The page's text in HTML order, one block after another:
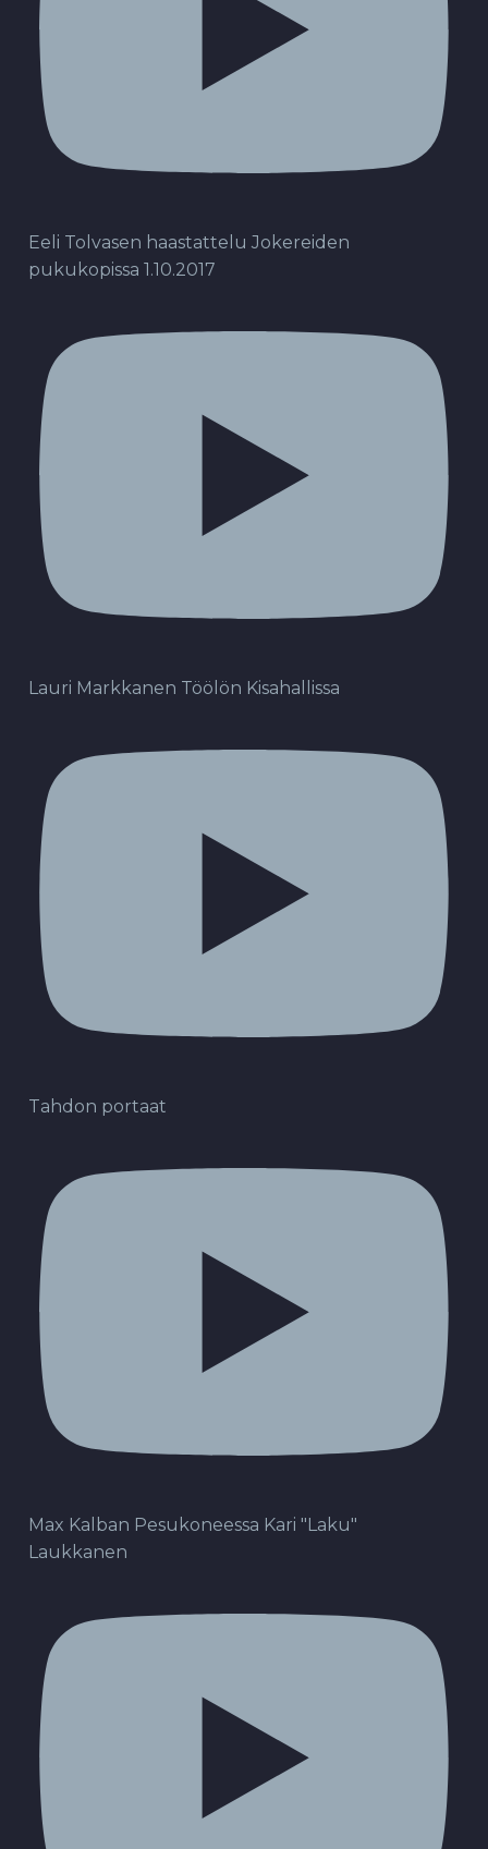
Eeli Tolvasen haastattelu Jokereiden
pukukopissa 1.10.2017
Lauri Markkanen Töölön Kisahallissa
Tahdon portaat
Max Kalban Pesukoneessa Kari "Laku"
Laukkanen